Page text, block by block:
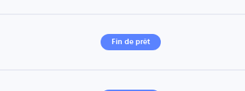
Fin de prêt